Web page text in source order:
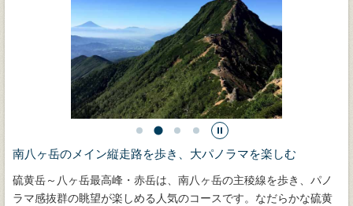
南八ヶ岳のメイン縦走路を歩き、大パノラマを楽しむ
硫黄岳～八ヶ岳最高峰・赤岳は、南八ヶ岳の主稜線を歩き、パノ
ラマ感抜群の眺望が楽しめる人気のコースです。なだらかな硫黄